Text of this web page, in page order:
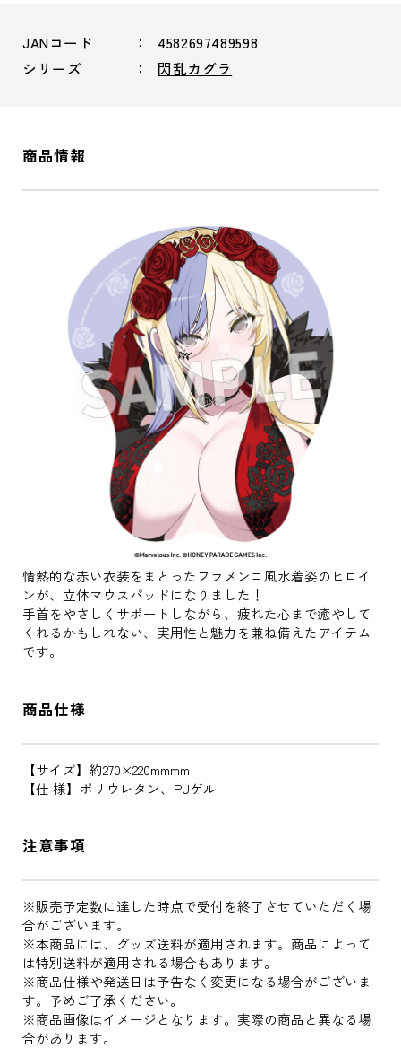
JANコード
4582697489598
シリーズ
閃乱カグラ
商品情報
情熱的な赤い衣装をまとったフラメンコ風水着姿のヒロイ
ンが、立体マウスパッドになりました！
手首をやさしくサポートしながら、疲れた心まで癒やして
くれるかもしれない、実用性と魅力を兼ね備えたアイテム
です。
商品仕様
【サイズ】約270×220mmmm
【仕 様】ポリウレタン、PUゲル
注意事項
※販売予定数に達した時点で受付を終了させていただく場
合がございます。
※本商品には、グッズ送料が適用されます。商品によって
は特別送料が適用される場合もあります。
※商品仕様や発送日は予告なく変更になる場合がございま
す。予めご了承ください。
※商品画像はイメージとなります。実際の商品と異なる場
合があります。